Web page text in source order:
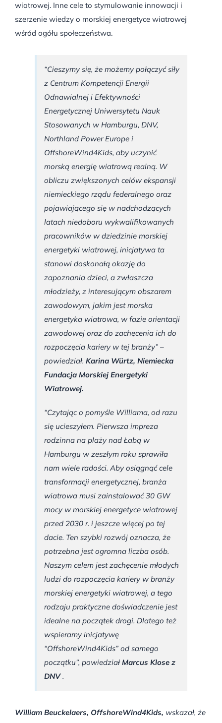
wiatrowej. Inne cele to stymulowanie innowacji i
szerzenie wiedzy o morskiej energetyce wiatrowej
wśród ogółu społeczeństwa.
“Cieszymy się, że możemy połączyć siły
z Centrum Kompetencji Energii
Odnawialnej i Efektywności
Energetycznej Uniwersytetu Nauk
Stosowanych w Hamburgu, DNV,
Northland Power Europe i
OffshoreWind4Kids, aby uczynić
morską energię wiatrową realną. W
obliczu zwiększonych celów ekspansji
niemieckiego rządu federalnego oraz
pojawiającego się w nadchodzących
latach niedoboru wykwalifikowanych
pracowników w dziedzinie morskiej
energetyki wiatrowej, inicjatywa ta
stanowi doskonałą okazję do
zapoznania dzieci, a zwłaszcza
młodzieży, z interesującym obszarem
zawodowym, jakim jest morska
energetyka wiatrowa, w fazie orientacji
zawodowej oraz do zachęcenia ich do
rozpoczęcia kariery w tej branży” –
powiedział. Karina Würtz, Niemiecka
Fundacja Morskiej Energetyki
Wiatrowej.
“Czytając o pomyśle Williama, od razu
się ucieszyłem. Pierwsza impreza
rodzinna na plaży nad Łabą w
Hamburgu w zeszłym roku sprawiła
nam wiele radości. Aby osiągnąć cele
transformacji energetycznej, branża
wiatrowa musi zainstalować 30 GW
mocy w morskiej energetyce wiatrowej
przed 2030 r. i jeszcze więcej po tej
dacie. Ten szybki rozwój oznacza, że
potrzebna jest ogromna liczba osób.
Naszym celem jest zachęcenie młodych
ludzi do rozpoczęcia kariery w branży
morskiej energetyki wiatrowej, a tego
rodzaju praktyczne doświadczenie jest
idealne na początek drogi. Dlatego też
wspieramy inicjatywę
“OffshoreWind4Kids” od samego
początku”, powiedziałMarcus Klose z
DNV.
William Beuckelaers, OffshoreWind4Kids, wskazał, że